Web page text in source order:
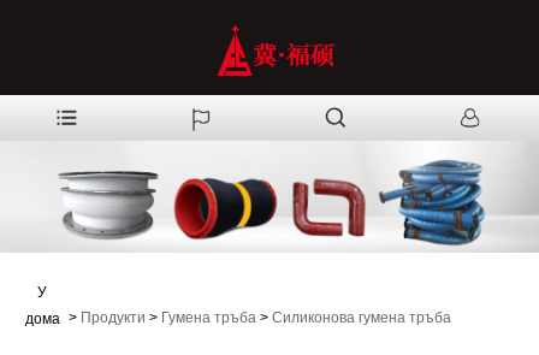
У
дома > Продукти > Гумена тръба > Силиконова гумена тръба